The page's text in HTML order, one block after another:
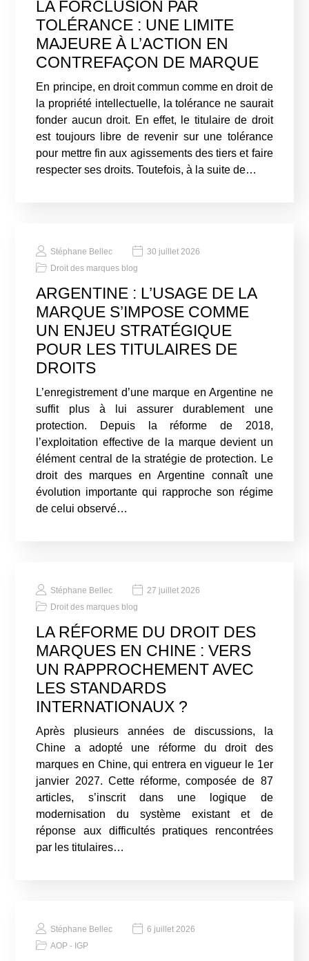
LA FORCLUSION PAR
TOLÉRANCE : UNE LIMITE
MAJEURE À L’ACTION EN
CONTREFAÇON DE MARQUE
En principe, en droit commun comme en droit de
la propriété intellectuelle, la tolérance ne saurait
fonder aucun droit. En effet, le titulaire de droit
est toujours libre de revenir sur une tolérance
pour mettre fin aux agissements des tiers et faire
respecter ses droits. Toutefois, à la suite de…
Stéphane Bellec
30 juillet 2026
Droit des marques blog
ARGENTINE : L’USAGE DE LA
MARQUE S’IMPOSE COMME
UN ENJEU STRATÉGIQUE
POUR LES TITULAIRES DE
DROITS
L’enregistrement d’une marque en Argentine ne
suffit plus à lui assurer durablement une
protection. Depuis la réforme de 2018,
l’exploitation effective de la marque devient un
élément central de la stratégie de protection. Le
droit des marques en Argentine connaît une
évolution importante qui rapproche son régime
de celui observé…
Stéphane Bellec
27 juillet 2026
Droit des marques blog
LA RÉFORME DU DROIT DES
MARQUES EN CHINE : VERS
UN RAPPROCHEMENT AVEC
LES STANDARDS
INTERNATIONAUX ?
Après plusieurs années de discussions, la
Chine a adopté une réforme du droit des
marques en Chine, qui entrera en vigueur le 1er
janvier 2027. Cette réforme, composée de 87
articles, s’inscrit dans une logique de
modernisation du système existant et de
réponse aux difficultés pratiques rencontrées
par les titulaires…
Stéphane Bellec
6 juillet 2026
AOP - IGP